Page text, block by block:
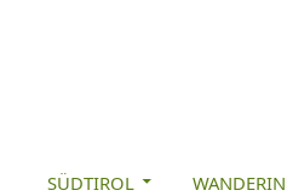
SÜDTIROL